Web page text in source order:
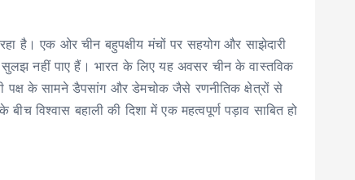
है। एक ओर चीन बहुपक्षीय मंचों पर सहयोग और साझेदारी
सुलझ नहीं पाए हैं। भारत के लिए यह अवसर चीन के वास्तविक
पक्ष के सामने डैपसांग और डेमचोक जैसे रणनीतिक क्षेत्रों से
विश्वास बहाली की दिशा में एक महत्वपूर्ण पड़ाव साबित हो